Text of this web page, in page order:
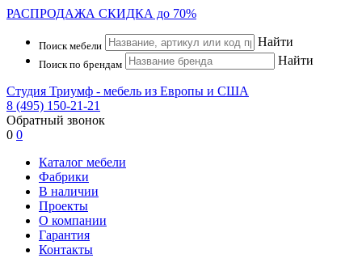
РАСПРОДАЖА СКИДКА до 70%
Поиск мебели Найти
Поиск по брендам Найти
Студия Триумф - мебель из Европы и США
8 (495) 150-21-21
Обратный звонок
0 0
Каталог мебели
Фабрики
В наличии
Проекты
О компании
Гарантия
Контакты